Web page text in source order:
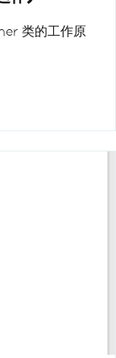
类的工作原